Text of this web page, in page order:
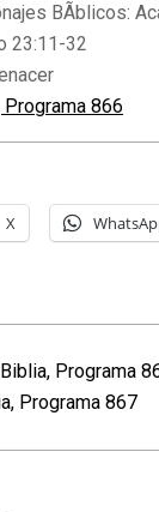
BÃ­blicos:
23:11-32
866
X
Programa
Programa 867